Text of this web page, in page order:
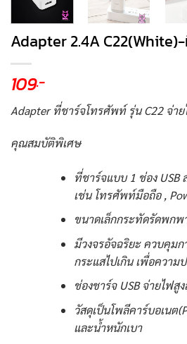
Adapter 2.4A
109.-
Adapter ที่ชาร์จโทรศัพท์ รุ่น C22 จ่าย
คุณสมบัติพิเศษ
ที่ชาร์จแบบ 1 ช่อง
เช่น โทรศัพท์มือถือ ,
ขนาดเล็กกระทัดรัดพกพ
มีวงจรอัจฉริยะ ควบคุม
กระแสไปเกิน เพื่อความ
ช่องชาร์จ USB จ่ายไฟสู
วัสดุเป็นโพลีคาร์บอเนต
และน้ำหนักเบา